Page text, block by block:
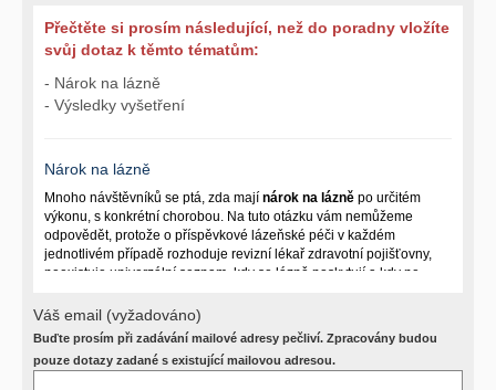
Přečtěte si prosím následující, než do poradny vložíte
svůj dotaz k těmto tématům:
- Nárok na lázně
- Výsledky vyšetření
Nárok na lázně
Mnoho návštěvníků se ptá, zda mají nárok na lázně po určitém
výkonu, s konkrétní chorobou. Na tuto otázku vám nemůžeme
odpovědět, protože o příspěvkové lázeňské péči v každém
jednotlivém případě rozhoduje revizní lékař zdravotní pojišťovny,
neexistuje univerzální seznam, kdy se lázně poskytují a kdy ne.
postižení pacienta a dalších zdravotních okolnostech.
Požádejte svého ošetřujícího lékaře o návrh, který pak posoudí
příslušný revizní lékař. My vám spolehlivou odpověď dát
Váš email (vyžadováno)
Buďte prosím při zadávání mailové adresy pečliví. Zpracovány budou
pouze dotazy zadané s existující mailovou adresou.